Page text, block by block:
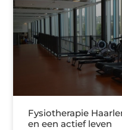
Fysiotherapie
en een actief leven